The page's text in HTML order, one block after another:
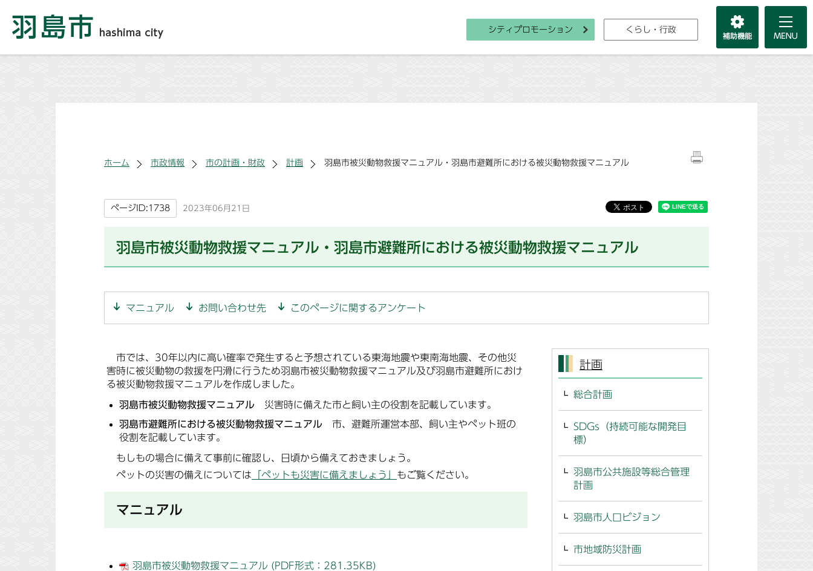
シティプロモーション くらし・行政
ホーム 市政情報 市の計画・財政 計画 羽島市被災動物救援マニュアル・羽島市避難所における被災動物救援マニュアル
ページID:1738 2023年06月21日
羽島市被災動物救援マニュアル・羽島市避難所における被災動物救援マニュアル
マニュアル お問い合わせ先 このページに関するアンケート
市では、30年以内に高い確率で発生すると予想されている東海地震や東南海地震、その他災
害時に被災動物の救援を円滑に行うため羽島市被災動物救援マニュアル及び羽島市避難所におけ
る被災動物救援マニュアルを作成しました。
羽島市被災動物救援マニュアル 災害時に備えた市と飼い主の役割を記載しています。
羽島市避難所における被災動物救援マニュアル 市、避難所運営本部、飼い主やペット班の
役割を記載しています。
もしもの場合に備えて事前に確認し、日頃から備えておきましょう。
ペットの災害の備えについては 「ペットも災害に備えましょう」 もご覧ください。
マニュアル
羽島市被災動物救援マニュアル (PDF形式：281.35KB)
計画
総合計画
SDGs（持続可能な開発目
標）
羽島市公共施設等総合管理
計画
羽島市人口ビジョン
市地域防災計画